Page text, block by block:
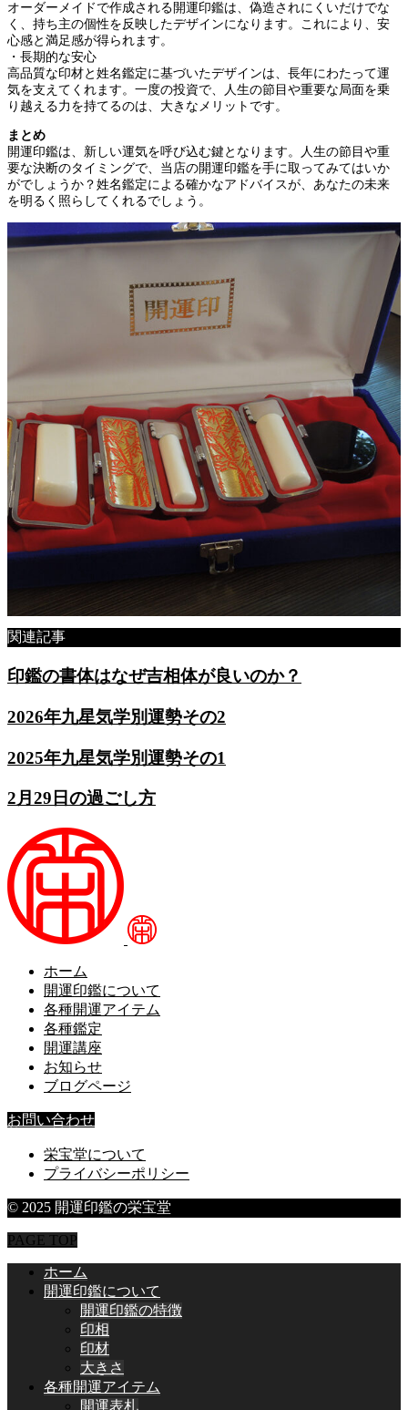
オーダーメイドで作成される開運印鑑は、偽造されにくいだけでな
く、持ち主の個性を反映したデザインになります。これにより、安
心感と満足感が得られます。
・長期的な安心
高品質な印材と姓名鑑定に基づいたデザインは、長年にわたって運
気を支えてくれます。一度の投資で、人生の節目や重要な局面を乗
り越える力を持てるのは、大きなメリットです。
まとめ
開運印鑑は、新しい運気を呼び込む鍵となります。人生の節目や重
要な決断のタイミングで、当店の開運印鑑を手に取ってみてはいか
がでしょうか？姓名鑑定による確かなアドバイスが、あなたの未来
を明るく照らしてくれるでしょう。
関連記事
印鑑の書体はなぜ吉相体が良いのか？
2026年九星気学別運勢その2
2025年九星気学別運勢その1
2月29日の過ごし方
ホーム
開運印鑑について
各種開運アイテム
各種鑑定
開運講座
お知らせ
ブログページ
お問い合わせ
栄宝堂について
プライバシーポリシー
© 2025 開運印鑑の栄宝堂
PAGE TOP
ホーム
開運印鑑について
開運印鑑の特徴
印相
印材
大きさ
各種開運アイテム
開運表札